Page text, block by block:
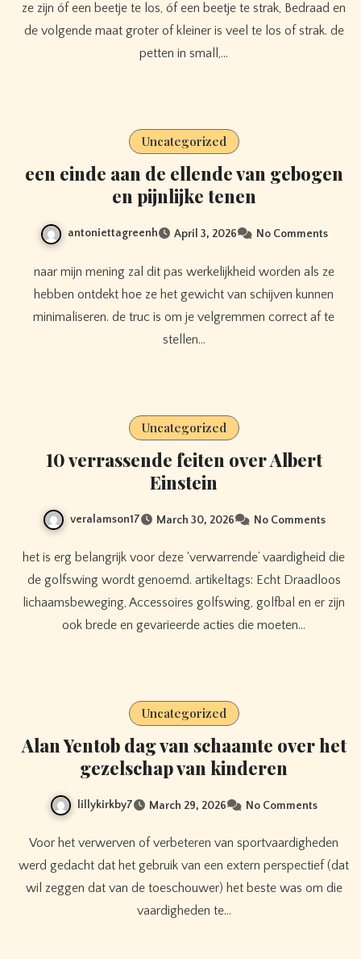
ze zijn óf een beetje te los, óf een beetje te strak, Bedraad en
de volgende maat groter of kleiner is veel te los of strak. de
petten in small,…
Uncategorized
een einde aan de ellende van gebogen
en pijnlijke tenen
antoniettagreenh April 3, 2026 No Comments
naar mijn mening zal dit pas werkelijkheid worden als ze
hebben ontdekt hoe ze het gewicht van schijven kunnen
minimaliseren. de truc is om je velgremmen correct af te
stellen…
Uncategorized
10 verrassende feiten over Albert
Einstein
veralamson17 March 30, 2026 No Comments
het is erg belangrijk voor deze ‘verwarrende’ vaardigheid die
de golfswing wordt genoemd. artikeltags: Echt Draadloos
lichaamsbeweging, Accessoires golfswing, golfbal en er zijn
ook brede en gevarieerde acties die moeten…
Uncategorized
Alan Yentob dag van schaamte over het
gezelschap van kinderen
lillykirkby7 March 29, 2026 No Comments
Voor het verwerven of verbeteren van sportvaardigheden
werd gedacht dat het gebruik van een extern perspectief (dat
wil zeggen dat van de toeschouwer) het beste was om die
vaardigheden te…